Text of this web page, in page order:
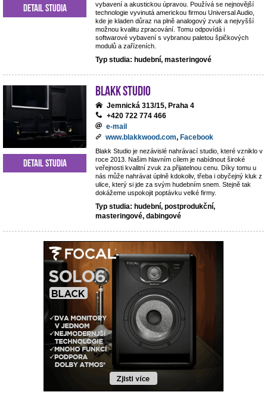
vybavení a akustickou úpravou. Používá se nejnovější
technologie vyvinutá americkou firmou Universal Audio,
kde je kladen důraz na plně analogový zvuk a nejvyšší
možnou kvalitu zpracování. Tomu odpovídá i
softwarové vybavení s vybranou paletou špičkových
modulů a zařízeních.
Typ studia: hudební, masteringové
Detail studia
Blakk Studio
Jemnická 313/15, Praha 4
+420 722 774 466
e-mail
www.blakkwood.com, Facebook
Blakk Studio je nezávislé nahrávací studio, které vzniklo v
roce 2013. Našim hlavním cílem je nabídnout široké
veřejnosti kvalitní zvuk za přijatelnou cenu. Díky tomu u
nás může nahrávat úplně kdokoliv, třeba i obyčejný kluk z
ulice, který si jde za svým hudebním snem. Stejně tak
dokážeme uspokojit poptávku velké firmy.
Typ studia: hudební, postprodukční,
masteringové, dabingové
Detail studia